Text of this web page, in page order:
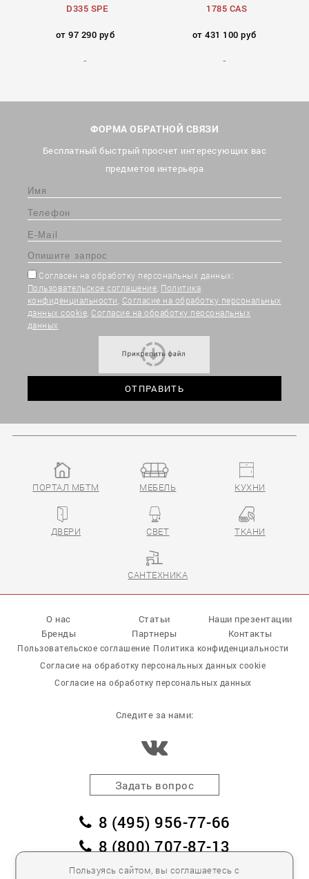
D335 SPE
от 97 290 руб
1785 CAS
от 431 100 руб
ФОРМА ОБРАТНОЙ СВЯЗИ
Бесплатный быстрый просчет интересующих вас
предметов интерьера
Согласен на обработку персональных данных:
Пользовательское соглашение Политика
конфиденциальности Согласие на обработку персональных
данных cookie Согласие на обработку персональных
данных
Пользуясь сайтом, вы соглашаетесь с
ПОРТАЛ МБТМ МЕБЕЛЬ КУХНИ
ДВЕРИ СВЕТ ТКАНИ
САНТЕХНИКА
О нас Статьи
Наши презентации
Бренды
Партнеры Контакты
Пользовательское соглашение Политика конфиденциальности
Согласие на обработку персональных данных cookie
Согласие на обработку персональных данных
Следите за нами:
Задать вопрос
8 (495) 956-77-66
8 (800) 707-87-13
заказать обратный звонок